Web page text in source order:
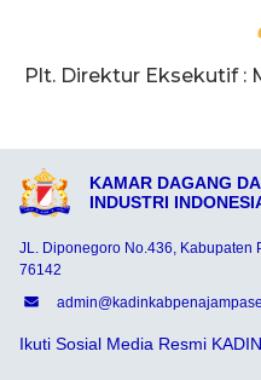
Plt. Direktur Eksekutif :
KAMAR DAGANG
INDUSTRI
JL. Diponegoro No.436, Kabupaten
76142
Ikuti Sosial Media Resmi KADIN